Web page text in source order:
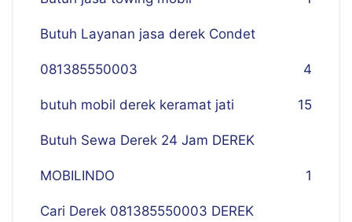
Butuh Layanan jasa derek Condet
081385550003 4
butuh mobil derek keramat jati 15
Butuh Sewa Derek 24 Jam DEREK
MOBILINDO 1
Cari Derek 081385550003 DEREK